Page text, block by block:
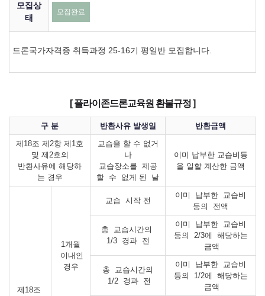
모집상
태
모집완료
드론국가자격증 취득과정 25-16기 평일반 모집합니다.
[ 플라이존드론교육원 환불규정 ]
구 분 반환사유 발생일
반환금액
제18조 제2항 제1호
및 제2호의
반환사유에 해당하
는 경우
교습을 할 수 없거
나
교습장소를 제공
할 수 없게 된 날
이미 납부한 교습비등
을 일할 계산한 금액
제18조
1개월
이내인
경우
교습 시작 전
이미 납부한 교습비
등의 전액
총 교습시간의
1/3 경과 전
이미 납부한 교습비
등의 2/3에 해당하는
금액
총 교습시간의
1/2 경과 전
이미 납부한 교습비
등의 1/2에 해당하는
금액